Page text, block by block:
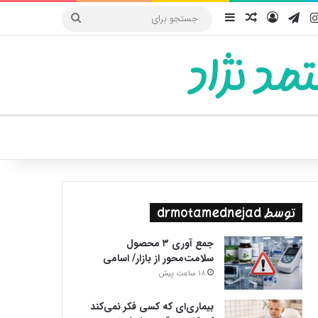
اینستاگرام
تلگرامورودنوشته تصادفی
سایدبار
جستجو
نژاد
پوسته
توسط drmotamednejad
جمع آوری ۳ محصول
سلامت‌محور از بازار/ اسامی
18 ساعت پیش
بیماری‌ای که کسی فکر نمی‌کند